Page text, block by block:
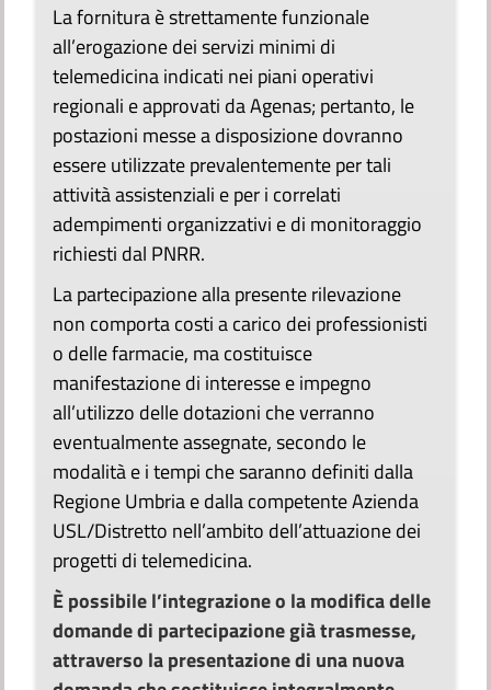
La fornitura è strettamente funzionale
all’erogazione dei servizi minimi di
telemedicina indicati nei piani operativi
regionali e approvati da Agenas; pertanto, le
postazioni messe a disposizione dovranno
essere utilizzate prevalentemente per tali
attività assistenziali e per i correlati
adempimenti organizzativi e di monitoraggio
richiesti dal PNRR.
La partecipazione alla presente rilevazione
non comporta costi a carico dei professionisti
o delle farmacie, ma costituisce
manifestazione di interesse e impegno
all’utilizzo delle dotazioni che verranno
eventualmente assegnate, secondo le
modalità e i tempi che saranno definiti dalla
Regione Umbria e dalla competente Azienda
USL/Distretto nell’ambito dell’attuazione dei
progetti di telemedicina.
È possibile l’integrazione o la modifica delle
domande di partecipazione già trasmesse,
attraverso la presentazione di una nuova